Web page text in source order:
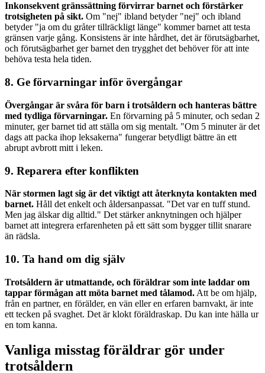
Inkonsekvent gränssättning förvirrar barnet och förstärker
trotsigheten på sikt. Om "nej" ibland betyder "nej" och ibland
betyder "ja om du gråter tillräckligt länge" kommer barnet att testa
gränsen varje gång. Konsistens är inte hårdhet, det är förutsägbarhet,
och förutsägbarhet ger barnet den trygghet det behöver för att inte
behöva testa hela tiden.
8. Ge förvarningar inför övergångar
Övergångar är svåra för barn i trotsåldern och hanteras bättre
med tydliga förvarningar. En förvarning på 5 minuter, och sedan 2
minuter, ger barnet tid att ställa om sig mentalt. "Om 5 minuter är det
dags att packa ihop leksakerna" fungerar betydligt bättre än ett
abrupt avbrott mitt i leken.
9. Reparera efter konflikten
När stormen lagt sig är det viktigt att återknyta kontakten med
barnet. Håll det enkelt och åldersanpassat. "Det var en tuff stund.
Men jag älskar dig alltid." Det stärker anknytningen och hjälper
barnet att integrera erfarenheten på ett sätt som bygger tillit snarare
än rädsla.
10. Ta hand om dig själv
Trotsåldern är utmattande, och föräldrar som inte laddar om
tappar förmågan att möta barnet med tålamod. Att be om hjälp,
från en partner, en förälder, en vän eller en erfaren barnvakt, är inte
ett tecken på svaghet. Det är klokt föräldraskap. Du kan inte hälla ur
en tom kanna.
Vanliga misstag föräldrar gör under
trotsåldern